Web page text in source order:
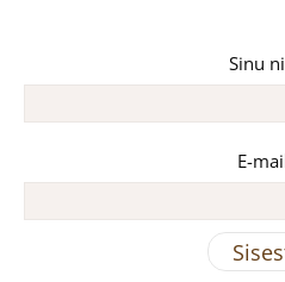
Sinu
E-